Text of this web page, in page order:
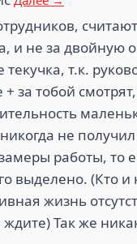
не за двойную
т.к.
за тобой
не
работы, то
выделено. (Кто и
жизнь
Так же